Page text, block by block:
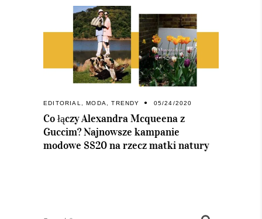
EDITORIAL ,MODA ,TRENDY 05/24/2020
Co łączy Alexandra Mcqueena z
Guccim? Najnowsze kampanie
modowe SS20 na rzecz matki natury